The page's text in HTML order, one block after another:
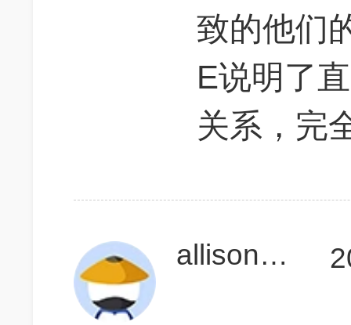
致的他们
E说明了
关系，完
allison2017